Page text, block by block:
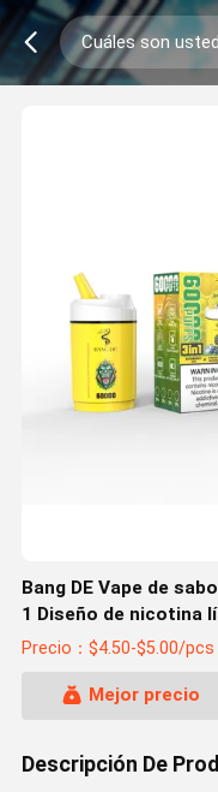
Bang DE Vape de
1 Diseño de nicotina
Precio：$4.50-$5.00/pcs
Mejor precio
Descripción De